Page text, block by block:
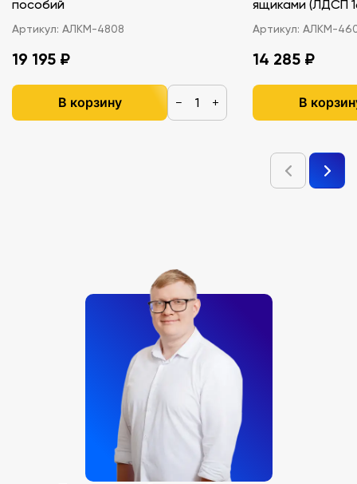
пособий
Артикул: АЛКМ-4808
19 195 ₽
В корзину − +
ящиками
Артикул: АЛКМ-
14 285 ₽
В